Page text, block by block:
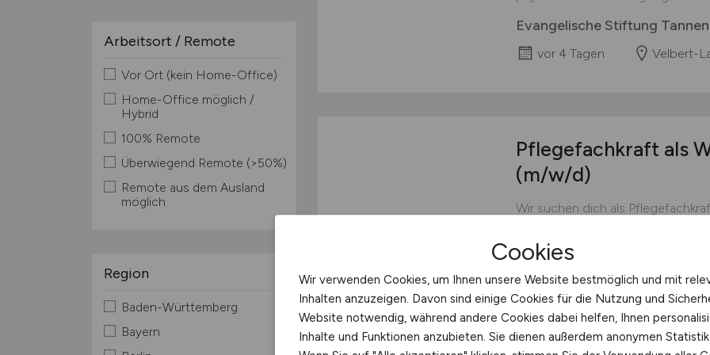
Arbeitsort / Remote
Vor Ort (kein Home-Office)
Home-Office möglich /
Hybrid
100% Remote
Überwiegend Remote (>50%)
Remote aus dem Ausland
möglich
Region
Baden-Württemberg
Bayern
Evangelische Stiftung
vor 4 Tagen Velbert-
Pflegefachkraft als
(m/w/d)
Wir suchen dich als
KWA Stift Urbana im
Arbeitszeit in Vollzeit Stunden
bewerben Das sind deine
übernimmst die Leitung und
kümmerst dich um die
KWA Stift Urbana im
Cookies
Wir verwenden Cookies, um Ihnen unsere Website bestmöglich und mit
Inhalten anzuzeigen. Davon sind einige Cookies für die Nutzung und
Website notwendig, während andere Cookies dabei helfen, Ihnen
Inhalte und Funktionen anzubieten. Sie dienen außerdem anonymen